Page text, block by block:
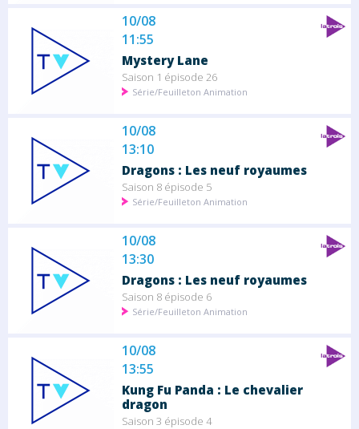
10/08
11:55
Mystery Lane
Saison 1 épisode 26
Série/Feuilleton Animation
10/08
13:10
Dragons : Les neuf royaumes
Saison 8 épisode 5
Série/Feuilleton Animation
10/08
13:30
Dragons : Les neuf royaumes
Saison 8 épisode 6
Série/Feuilleton Animation
10/08
13:55
Kung Fu Panda : Le chevalier
dragon
Saison 3 épisode 4